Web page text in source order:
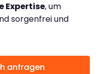
Expertise, um
sorgenfrei und
anfragen